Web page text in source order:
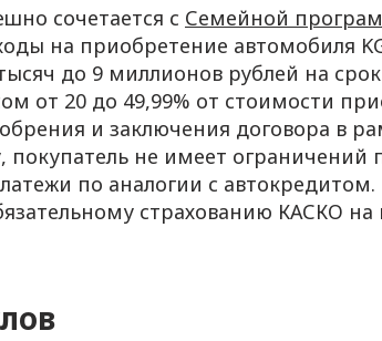
сочетается с Семейной
на приобретение автомобиля
до 9 миллионов рублей на
от 20 до 49,99% от стоимости
и заключения договора в
не имеет ограничений
по аналогии с
страхованию КАСКО на